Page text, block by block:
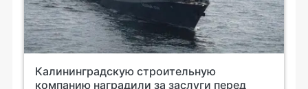
Калининградскую строительную
компанию наградили за заслуги перед